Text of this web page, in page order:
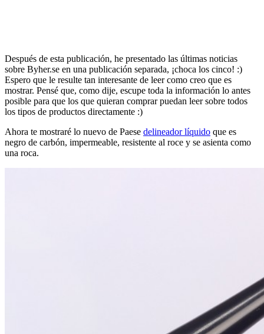
Después de esta publicación, he presentado las últimas noticias
sobre Byher.se en una publicación separada, ¡choca los cinco! :)
Espero que le resulte tan interesante de leer como creo que es
mostrar. Pensé que, como dije, escupe toda la información lo antes
posible para que los que quieran comprar puedan leer sobre todos
los tipos de productos directamente :)
Ahora te mostraré lo nuevo de Paese delineador líquido que es
negro de carbón, impermeable, resistente al roce y se asienta como
una roca.